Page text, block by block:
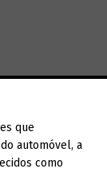
que
automóvel, a
como